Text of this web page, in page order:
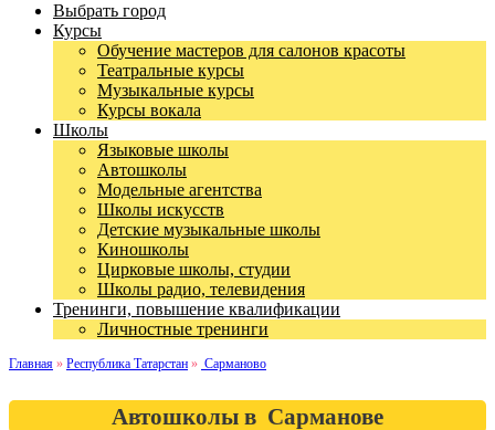
Выбрать город
Курсы
Обучение мастеров для салонов красоты
Театральные курсы
Музыкальные курсы
Курсы вокала
Школы
Языковые школы
Автошколы
Модельные агентства
Школы искусств
Детские музыкальные школы
Киношколы
Цирковые школы, студии
Школы радио, телевидения
Тренинги, повышение квалификации
Личностные тренинги
Главная » Республика Татарстан » Сарманово
Автошколы в Сарманове